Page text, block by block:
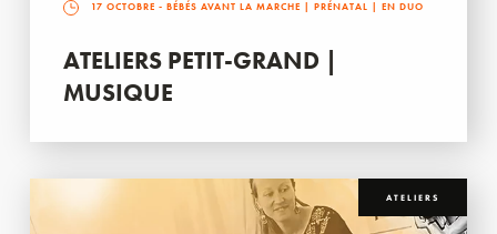
17 OCTOBRE - BÉBÉS AVANT LA MARCHE | PRÉNATAL | EN DUO
ATELIERS PETIT-GRAND |
MUSIQUE
ATELIERS